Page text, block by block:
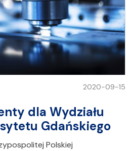
2020-09-15
dla Wydziału
Gdańskiego
Polskiej